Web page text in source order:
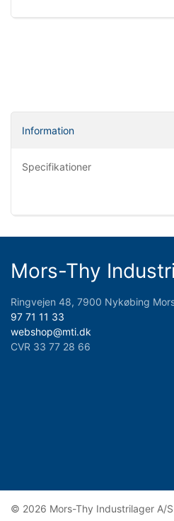
Information
Specifikationer
Mors-Thy
Ringvejen 48, 7900 Nykøbing
97 71 11 33
webshop@mti.dk
CVR 33 77 28 66
© 2026 Mors-Thy Industrilager A/